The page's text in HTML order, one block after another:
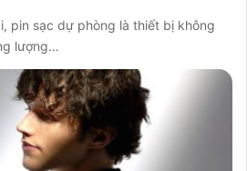
pin sạc dự phòng là thiết bị không
lượng…